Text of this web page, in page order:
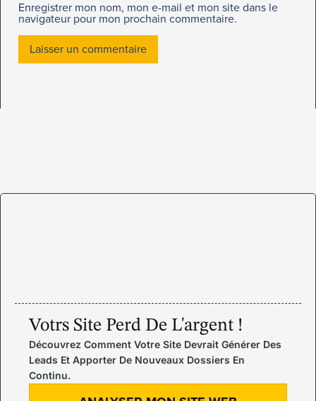
Enregistrer mon nom, mon e-mail et mon site dans le
navigateur pour mon prochain commentaire.
Votrs Site Perd De L'argent !
Découvrez Comment Votre Site Devrait Générer Des
Leads Et Apporter De Nouveaux Dossiers En
Continu.